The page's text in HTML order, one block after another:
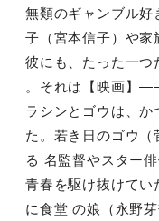
無類のギャンブル好
子（宮本信子）や家
彼にも、たった一つ
。それは【映画】
ラシンとゴウは、か
た。若き日のゴウ（
る 名監督やスター
青春を駆け抜けてい
に食堂 の娘（永野